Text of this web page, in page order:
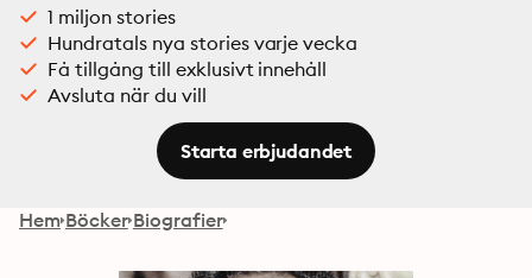
1 miljon stories
Hundratals nya stories varje vecka
Få tillgång till exklusivt innehåll
Avsluta när du vill
Starta erbjudandet
Hem Böcker Biografier